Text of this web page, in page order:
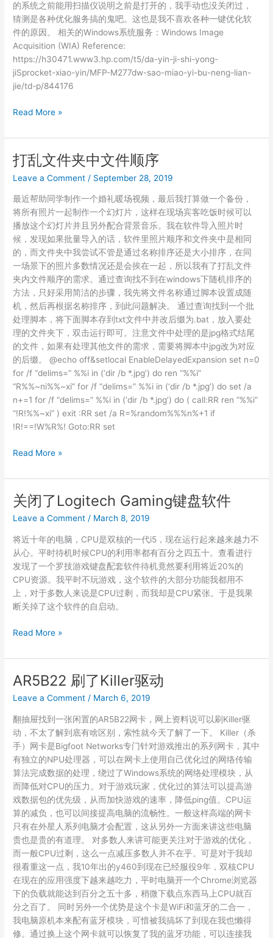
的系统之前能用扫描仪说明之前是打开的，我手动也没关闭过，
猜测是各种优化服务搞的鬼吧。这也是我不喜欢各种一键优化软
件的原因。 相关的Windows系统服务：Windows Image
Acquisition (WIA) Reference:
https://h30471.www3.hp.com/t5/da-yin-ji-shi-yong-
jiSprocket-xiao-yin/MFP-M277dw-sao-miao-yi-bu-neng-lian-
jie/td-p/844176
windows
到
打
印
机
是
找
不
到
扫
仪
Read More »
打乱文件夹中文件顺序
Leave a Comment / September 28, 2019
最近帮助同学制作一个婚礼暖场视频，最后我打算做一个备份，
将所有照片一起制作一个幻灯片，这样在现场宾客吃饭时候可以
播放这个幻灯片并且另外配合背景音乐。我在软件导入照片时
候，发现如果批量导入的话，软件里照片顺序和文件夹中是相同
的，而文件夹中我尝试不管是通过名称排序还是大小排序，在同
一场景下的照片多数情况还是会挨在一起，所以我有了打乱文件
夹内文件顺序的需求。通过查询找不到在windows下随机排序的
方法，只好采用简洁的步骤，我先将文件名称通过脚本设置成随
机，然后再根据名称排序，到此问题解决。 通过查询找到一个批
处理脚本，将下面脚本存到txt文件中并改后缀为.bat，放入要处
理的文件夹下，双击运行即可。注意文件中处理的是jpg格式结尾
的文件，如果有处理其他文件的需求，需要将脚本中jpg改为对应
的后缀。 @echo off&setlocal EnableDelayedExpansion set n=0
for /f “delims=” %%i in (‘dir /b *.jpg’) do ren “%%i”
“R%%~ni%%~xi” for /f “delims=” %%i in (‘dir /b *.jpg’) do set /a
n+=1 for /f “delims=” %%i in (‘dir /b *.jpg’) do ( call:RR ren “%%i”
“!R!%%~xi” ) exit :RR set /a R=%random%%%n%+1 if
!R!==!W%R%! Goto:RR set
打
文
件
夹
中
件
顺
序
Read More »
关闭了Logitech Gaming键盘软件
Leave a Comment / March 8, 2019
将近十年的电脑，CPU是双核的一代i5，现在运行起来越来越力不
从心。平时待机时候CPU的利用率都有百分之四五十。查看进行
发现了一个罗技游戏键盘配套软件待机竟然要利用将近20%的
CPU资源。我平时不玩游戏，这个软件的大部分功能我都用不
上，对于多数人来说是CPU过剩，而我却是CPU紧张。于是我果
断关掉了这个软件的自启动。
关
了
Gaming
键
软
件
Read More »
AR5B22 刷了Killer驱动
Leave a Comment / March 6, 2019
翻抽屉找到一张闲置的AR5B22网卡，网上资料说可以刷Killer驱
动，不太了解到底有啥区别，索性就今天了解了一下。 Killer（杀
手）网卡是Bigfoot Networks专门针对游戏推出的系列网卡，其中
有独立的NPU处理器，可以在网卡上使用自己优化过的网络传输
算法完成数据的处理，绕过了Windows系统的网络处理模块，从
而降低对CPU的压力。对于游戏玩家，优化过的算法可以提高游
戏数据包的优先级，从而加快游戏的速率，降低ping值。CPU运
算的减负，也可以间接提高电脑的流畅性。一般这样高端的网卡
只有在外星人系列电脑才会配置，这从另外一方面来讲这些电脑
贵也是贵的有道理。 对多数人来讲可能更关注对于游戏的优化，
而一般CPU过剩，这么一点减压多数人并不在乎。可是对于我却
很看重这一点，我10年出的y460到现在已经服役9年，双核CPU
在现在的应用强度下越来越吃力，平时电脑开一个Chrome浏览器
下的负载就能达到百分之五十多，稍微下载点东西马上CPU就百
分之百了。 同时另外一个优势是这个卡是WiFi和蓝牙的二合一，
我电脑原机本来配有蓝牙模块，可惜被我搞坏了到现在我也懒得
修。通过换上这个网卡就可以恢复了我的蓝牙功能，可以连接我